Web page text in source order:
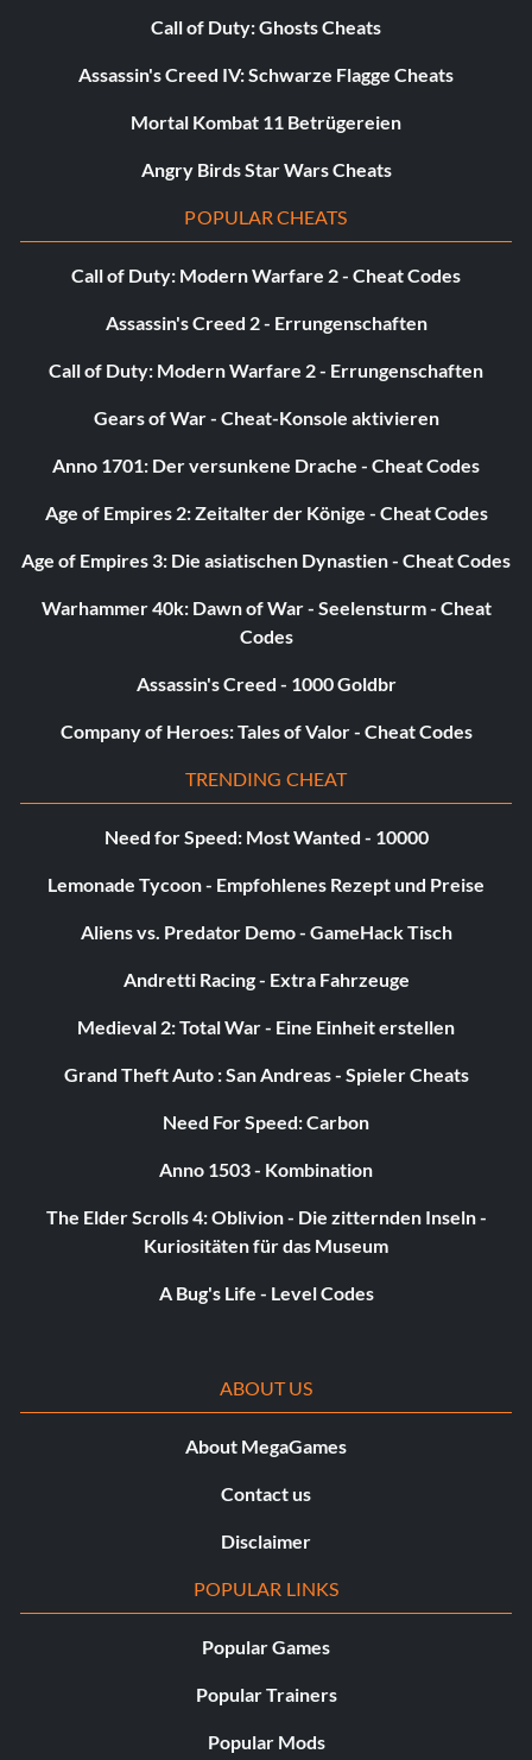
Call of Duty: Ghosts Cheats
Assassin's Creed IV: Schwarze Flagge Cheats
Mortal Kombat 11 Betrügereien
Angry Birds Star Wars Cheats
POPULAR CHEATS
Call of Duty: Modern Warfare 2 - Cheat Codes
Assassin's Creed 2 - Errungenschaften
Call of Duty: Modern Warfare 2 - Errungenschaften
Gears of War - Cheat-Konsole aktivieren
Anno 1701: Der versunkene Drache - Cheat Codes
Age of Empires 2: Zeitalter der Könige - Cheat Codes
Age of Empires 3: Die asiatischen Dynastien - Cheat Codes
Warhammer 40k: Dawn of War - Seelensturm - Cheat
Codes
Assassin's Creed - 1000 Goldbr
Company of Heroes: Tales of Valor - Cheat Codes
TRENDING CHEAT
Need for Speed: Most Wanted - 10000
Lemonade Tycoon - Empfohlenes Rezept und Preise
Aliens vs. Predator Demo - GameHack Tisch
Andretti Racing - Extra Fahrzeuge
Medieval 2: Total War - Eine Einheit erstellen
Grand Theft Auto : San Andreas - Spieler Cheats
Need For Speed: Carbon
Anno 1503 - Kombination
The Elder Scrolls 4: Oblivion - Die zitternden Inseln -
Kuriositäten für das Museum
A Bug's Life - Level Codes
ABOUT US
About MegaGames
Contact us
Disclaimer
POPULAR LINKS
Popular Games
Popular Trainers
Popular Mods